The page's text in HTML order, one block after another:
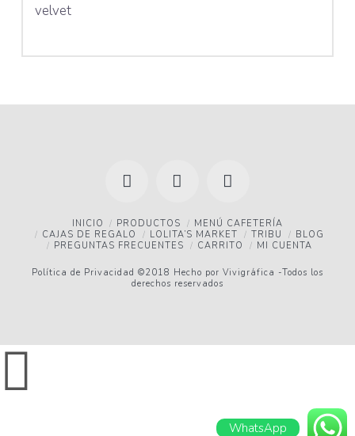
velvet
FacebookYouTubeInstagram
INICIO PRODUCTOS
MENÚ CAFETERÍA
CAJAS DE REGALO
LOLITA’S MARKET TRIBU
BLOG
PREGUNTAS FRECUENTES
CARRITO MI CUENTA
Política de Privacidad ©2018 Hecho por Vivigráfica -Todos los
derechos reservados
WhatsApp